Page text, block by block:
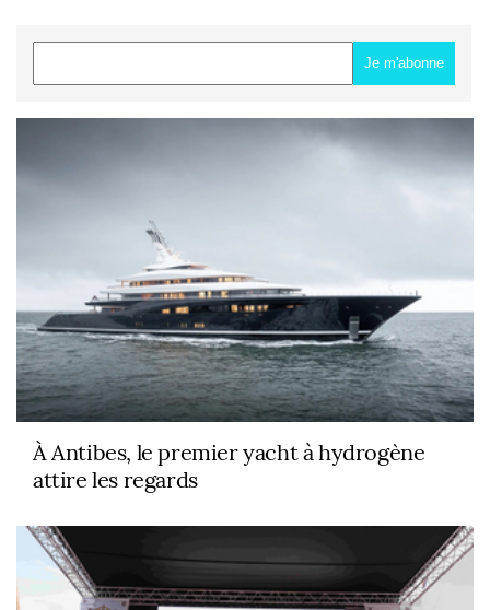
Je m'abonne
À Antibes, le premier yacht à hydrogène
attire les regards